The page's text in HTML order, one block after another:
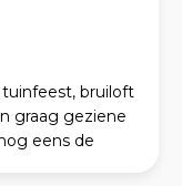
bruiloft
graag geziene
eens de